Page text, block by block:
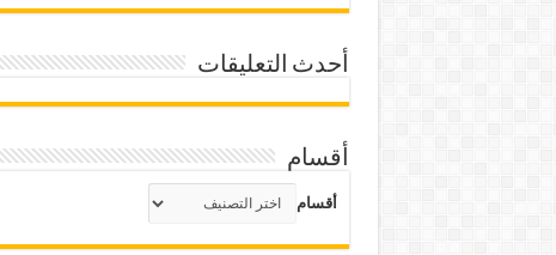
أحدث التعليقات
أقسام
أقسام